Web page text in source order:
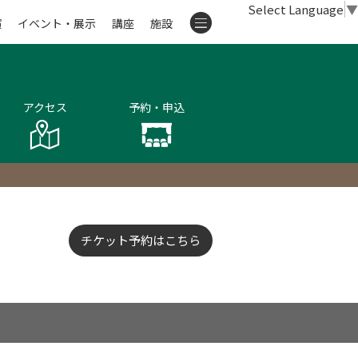
Select Language ▼
イベント・展示 講座 施設
アクセス 予約・申込
チケット予約はこちら